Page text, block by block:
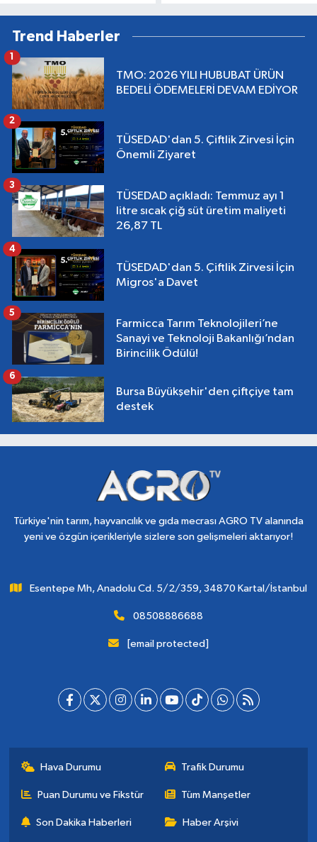
Trend Haberler
TMO: 2026 YILI HUBUBAT ÜRÜN
BEDELİ ÖDEMELERİ DEVAM EDİYOR
1
TÜSEDAD'dan 5. Çiftlik Zirvesi İçin
Önemli Ziyaret
2
TÜSEDAD açıkladı: Temmuz ayı 1
litre sıcak çiğ süt üretim maliyeti
26,87 TL
3
TÜSEDAD'dan 5. Çiftlik Zirvesi İçin
Migros'a Davet
4
Farmicca Tarım Teknolojileri’ne
Sanayi ve Teknoloji Bakanlığı’ndan
Birincilik Ödülü!
5
Bursa Büyükşehir'den çiftçiye tam
destek
6
Türkiye'nin tarım, hayvancılık ve gıda mecrası AGRO TV alanında
yeni ve özgün içerikleriyle sizlere son gelişmeleri aktarıyor!
Esentepe Mh, Anadolu Cd. 5/2/359, 34870 Kartal/İstanbul
08508886688
[email protected]
Hava Durumu Trafik Durumu
Puan Durumu ve Fikstür Tüm Manşetler
Son Dakika Haberleri Haber Arşivi